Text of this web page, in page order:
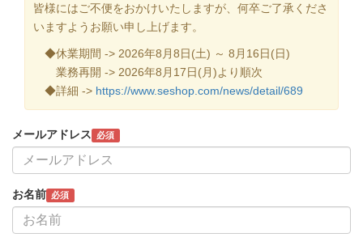
皆様にはご不便をおかけいたしますが、何卒ご了承くださ
いますようお願い申し上げます。
◆休業期間 -> 2026年8月8日(土) ～ 8月16日(日)
業務再開 -> 2026年8月17日(月)より順次
◆詳細 -> https://www.seshop.com/news/detail/689
メールアドレス 必須
お名前 必須